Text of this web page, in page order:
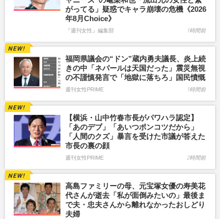
がってる」疑惑でキャラ崩壊の危機《2026
年8月Choice》
『週刊女性』編集部 1時間前
福岡県議会の“ドン”蔵内勇夫議長、炎上続
きの中「ネパールは天国だった」震災無視
の不謹慎発言で「地獄に落ちろ」国民憤慨
週刊女性PRIME 1時間前
【横浜・山中竹春市長がパワハラ認定】
「あのデブ」「あいつポンコツだから」
「人間のクズ」暴言を受けた市議が答えた
市長の裏の顔
週刊女性PRIME 2時間前
高島ファミリーの母、元宝塚女優の寿美花
代さんが逝去「私が面倒みたいの」最後ま
で夫・忠夫さんから離れなかったおしどり
夫婦